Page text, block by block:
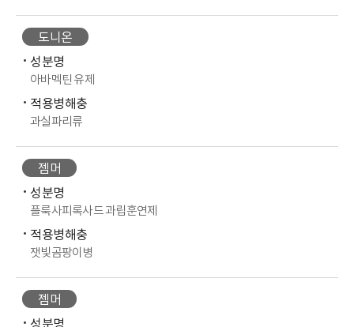
도니온
성분명
아바멕틴 유제
적용병해충
과실파리류
젬머
성분명
플룩사피록사드 과립훈연제
적용병해충
잿빛곰팡이병
젬머